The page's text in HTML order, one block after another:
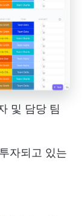
및 담당 팀
자되고 있는